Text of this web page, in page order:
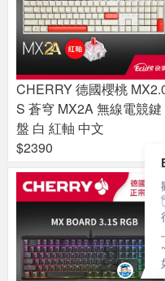
CHERRY 德國櫻桃
S 蒼穹 MX2A 無線電競鍵
盤 白 紅軸 中文
$2390